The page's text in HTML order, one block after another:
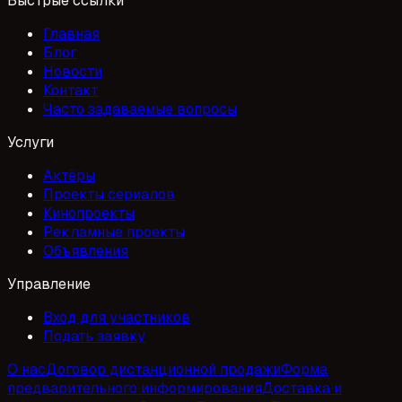
Главная
Блог
Новости
Контакт
Часто задаваемые вопросы
Услуги
Актёры
Проекты сериалов
Кинопроекты
Рекламные проекты
Объявления
Управление
Вход для участников
Подать заявку
О насДоговор дистанционной продажиФорма
предварительного информированияДоставка и